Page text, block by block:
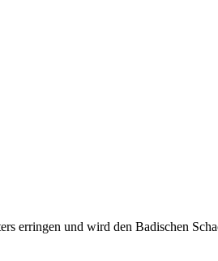
erringen und wird den Badischen